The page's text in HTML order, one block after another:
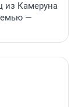
из Камеруна
—